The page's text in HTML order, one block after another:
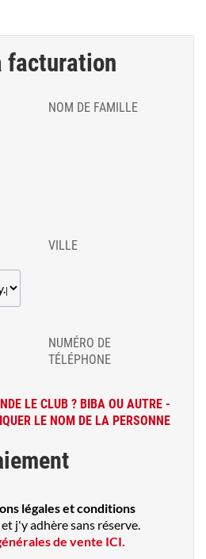
facturation
NOM DE FAMILLE
VILLE
NUMÉRO DE
TÉLÉPHONE
LE CLUB ? BIBA OU AUTRE -
LE NOM DE LA PERSONNE
légales et conditions
et j'y adhère sans réserve.
de vente ICI.